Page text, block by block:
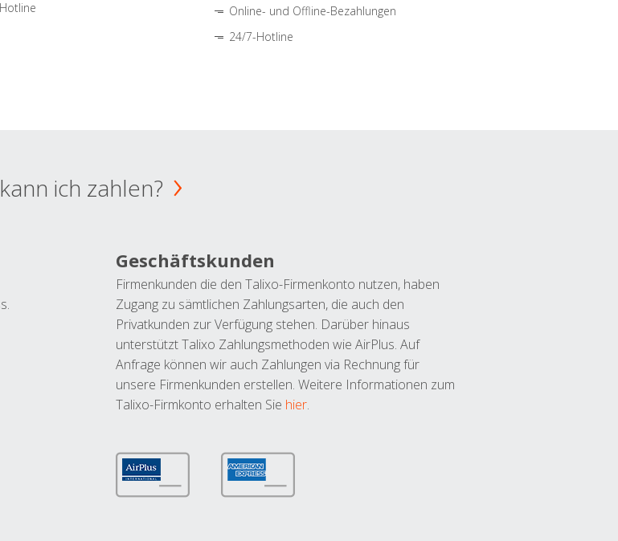
Online- und Offline-Bezahlungen
24/7-Hotline
ich zahlen?
Geschäftskunden
Firmenkunden die den Talixo-Firmenkonto nutzen, haben
Zugang zu sämtlichen Zahlungsarten, die auch den
Privatkunden zur Verfügung stehen. Darüber hinaus
unterstützt Talixo Zahlungsmethoden wie AirPlus. Auf
Anfrage können wir auch Zahlungen via Rechnung für
unsere Firmenkunden erstellen. Weitere Informationen zum
Talixo-Firmkonto erhalten Sie hier.